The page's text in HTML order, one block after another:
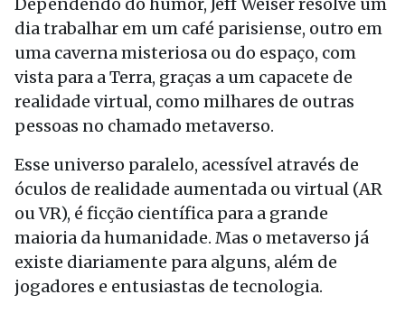
dia trabalhar em um café parisiense, outro em
uma caverna misteriosa ou do espaço, com
vista para a Terra, graças a um capacete de
realidade virtual, como milhares de outras
pessoas no chamado metaverso.
Esse universo paralelo, acessível através de
óculos de realidade aumentada ou virtual (AR
ou VR), é ficção científica para a grande
maioria da humanidade. Mas o metaverso já
existe diariamente para alguns, além de
jogadores e entusiastas de tecnologia.